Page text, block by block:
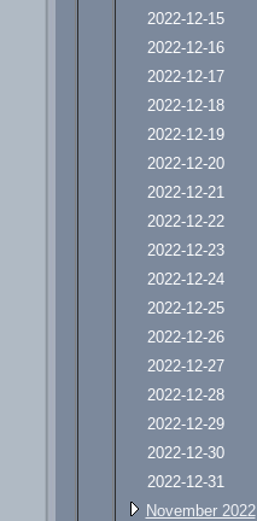
2022-12-15
2022-12-16
2022-12-17
2022-12-18
2022-12-19
2022-12-20
2022-12-21
2022-12-22
2022-12-23
2022-12-24
2022-12-25
2022-12-26
2022-12-27
2022-12-28
2022-12-29
2022-12-30
2022-12-31
November 2022